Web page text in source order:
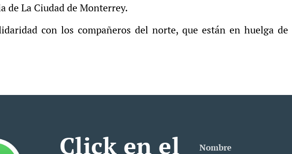
de La Ciudad de Monterrey.
con los compañeros del norte, que están en huelga
Click en el Nombre